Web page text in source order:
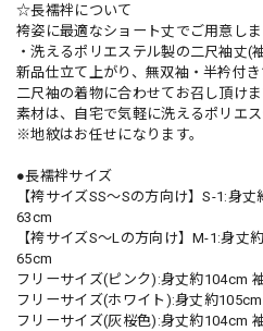
☆長襦袢について
袴姿に最適なショート丈でご用意しま
・洗えるポリエステル製の二尺袖丈(
新品仕立て上がり、無双袖・半衿付き
二尺袖の着物に合わせてお召し頂けま
素材は、自宅で気軽に洗えるポリエス
※地紋はお任せになります。
●長襦袢サイズ
【袴サイズSS～Sの方向け】S-1:身
63cm
【袴サイズS～Lの方向け】M-1:身丈
65cm
フリーサイズ(ピンク):身丈約104cm
フリーサイズ(ホワイト):身丈約
フリーサイズ(灰桜色):身丈約104cm